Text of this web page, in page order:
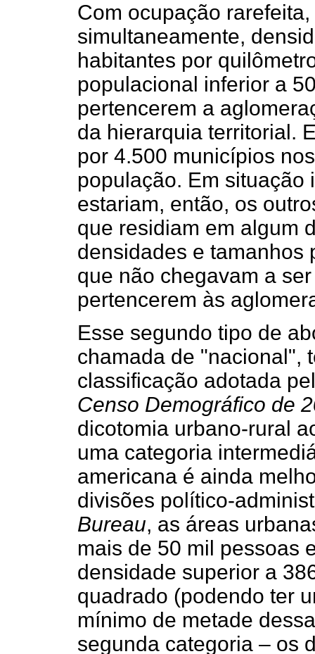
Com ocupação
simultaneamente,
habitantes por
populacional inferior a
pertencerem a
da hierarquia territorial.
por 4.500 municípios
população. Em situação
estariam, então, os
que residiam em algum
densidades e tamanhos
que não chegavam a
pertencerem às
Esse segundo tipo de
chamada de "nacional",
classificação adotada
Censo Demográfico de
dicotomia urbano-rural
uma categoria
americana é ainda
divisões político-
Bureau, as áreas
mais de 50 mil pessoas
densidade superior a
quadrado (podendo ter
mínimo de metade
segunda categoria – os